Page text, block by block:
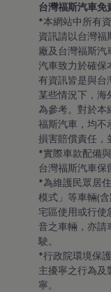
保養與維修
保養
長里
維修
原廠
原廠零件
外觀
電瓶
車身
引擎
輪圈
機油
電池
福斯人禮
會員
行動
MapCare
車主手冊
關於 Volkswagen
Volkswagen
體驗
台灣福斯汽車免
*本網站中所有
資訊請以台灣福
廠及台灣福斯汽
汽車致力於確保
有資訊皆是與台
某些情況下，海
為參考。對於本
福斯汽車，均不
損害賠償責任，
*實際車款配備
台灣福斯汽車保
*為維護民眾居
模式」等車輛(
宅區使用或行使
音之車輛，亦請
駛。
*行政院環境保
主擾寧之行為及
寧。